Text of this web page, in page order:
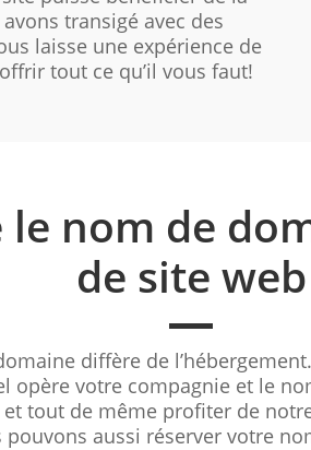
transigé avec des
laisse une expérience de
tout ce qu’il vous faut!
nom de
de site web
diffère de
opère votre compagnie et le
tout de même profiter de
pouvons aussi réserver votre